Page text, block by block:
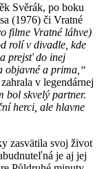
Svěrák, po boku
(1976) či Vratné
filme Vratné láhve)
rolí v divadle, kde
prejsť do inej
objavné a prima,“
v legendárnej
bol skvelý partner.
herci, ale hlavne
zasvätila svoj život
je aj jej